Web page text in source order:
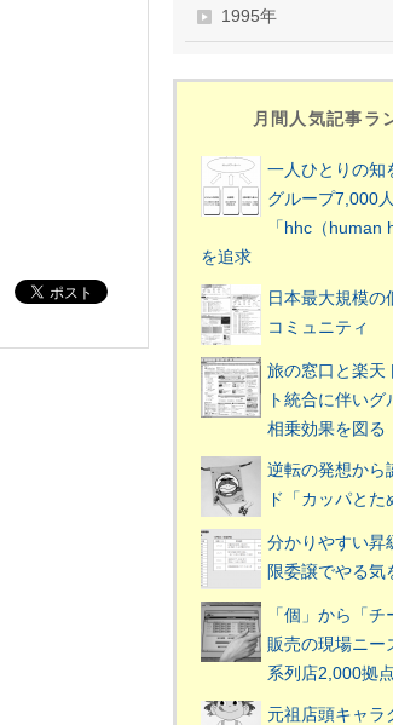
1995年
月間人気記事ラ
一人ひとりの
グループ7,000
「hhc（human
を追求
日本最大規模の
コミュニティ
旅の窓口と楽天
ト統合に伴い
相乗効果を図る
逆転の発想か
ド「カッパとた
分かりやすい昇
限委譲でやる気
「個」から「
販売の現場ニー
系列店2,000拠
元祖店頭キャ